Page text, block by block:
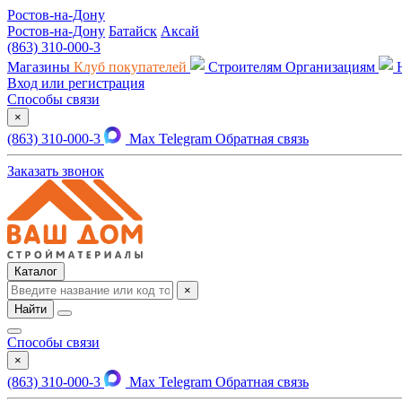
Ростов-на-Дону
Ростов-на-Дону Батайск Аксай
(863) 310-000-3
Магазины Клуб покупателей Строителям Организациям
Вход или регистрация
Способы связи
×
(863) 310-000-3 Max Telegram Обратная связь
Заказать звонок
Каталог
×
Найти
Способы связи
×
(863) 310-000-3 Max Telegram Обратная связь